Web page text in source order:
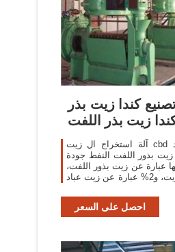
كندا زيت بذر
آلة استخراج ال زيت cbd مستخرج من جهاز طرد
بذور اللفت النفط جودة
حوالي 63% منها عبارة عن زيت بذور اللفت،
و5% عبارة عن معاصر زيت، و2% عبارة عن زيت عباد
احصل على السعر